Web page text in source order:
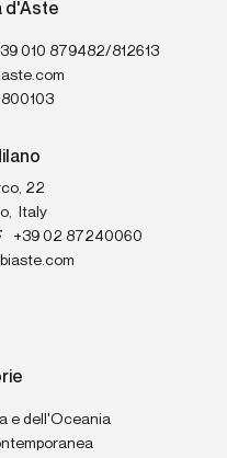
d'Aste
010 879482/812613
22
,
Italy
+39 02 87240060
e dell'Oceania